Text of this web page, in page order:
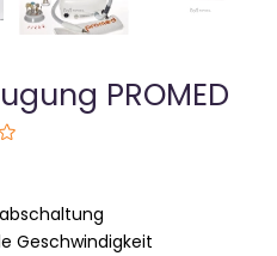
PROMED
Geschwindigkeit